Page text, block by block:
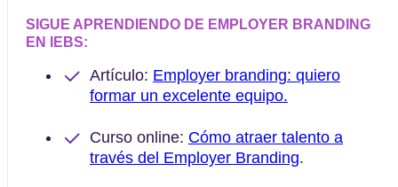
SIGUE APRENDIENDO DE EMPLOYER BRANDING
EN IEBS:
Artículo: Employer branding: quiero
formar un excelente equipo.
Curso online: Cómo atraer talento a
través del Employer Branding.